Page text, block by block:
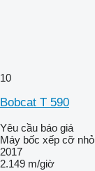
10
Bobcat T 590
Yêu cầu báo giá
Máy bốc xếp cỡ nhỏ
2017
2.149 m/giờ